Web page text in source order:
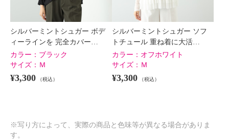
シルバーミントシュガー ボデ
ィーラインを 完全カバー…
カラー： ブラック
サイズ： Ｍ
¥3,300 （税込）
シルバーミントシュガー ソフ
トチュール 重ね着に大活…
カラー： オフホワイト
サイズ： Ｍ
¥3,300 （税込）
※写り方によって、実際の商品と色味等が異なる場合がありま
す。